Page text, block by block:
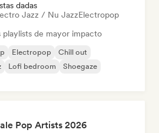
dadas
Jazz / Nu JazzElectropop
playlists de mayor impacto
Electropop
Chill out
Lofi bedroom
Shoegaze
Pop Artists 2026